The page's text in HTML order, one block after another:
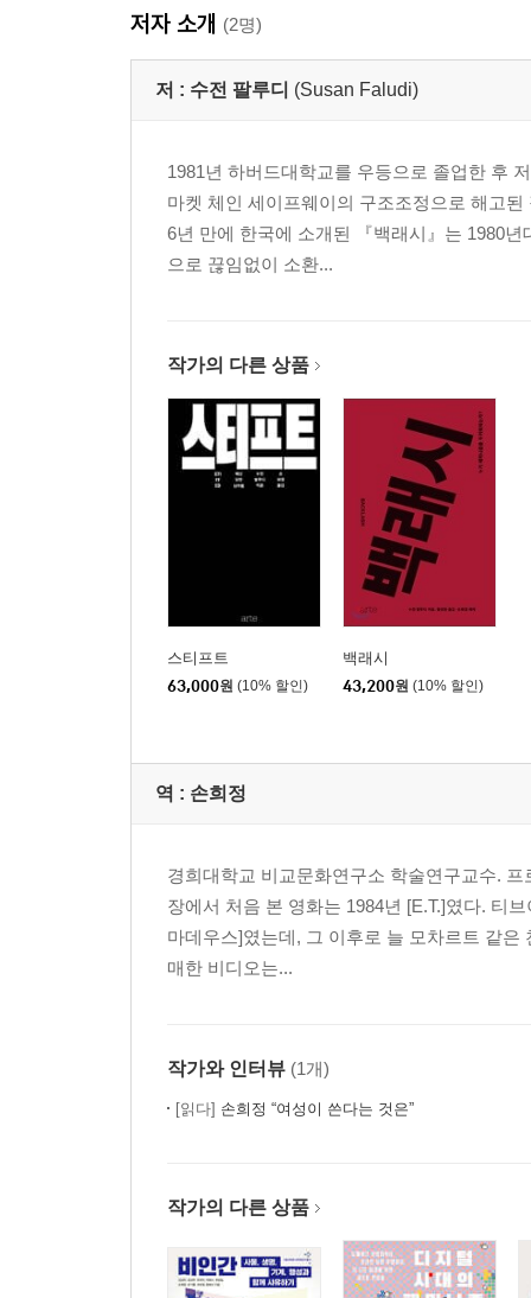
저자 소개 (2명)
저 : 수전 팔루디 (Susan Faludi)
1981년 하버드대학교를 우등으로 졸업한 후
마켓 체인 세이프웨이의 구조조정으로 해고
6년 만에 한국에 소개된 『백래시』는 1980
으로 끊임없이 소환...
작가의 다른 상품
스티프트
63,000원 (10% 할인)
백래시
43,200원 (10% 할인)
역 : 손희정
경희대학교 비교문화연구소 학술연구교수.
장에서 처음 본 영화는 1984년 [E.T.]였다. 티
마데우스]였는데, 그 이후로 늘 모차르트 같은
매한 비디오는...
작가와 인터뷰 (1개)
[읽다] 손희정 “여성이 쓴다는 것은”
작가의 다른 상품